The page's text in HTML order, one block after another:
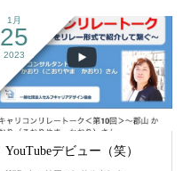
1月
25
2023
YouTubeデビュー（笑）